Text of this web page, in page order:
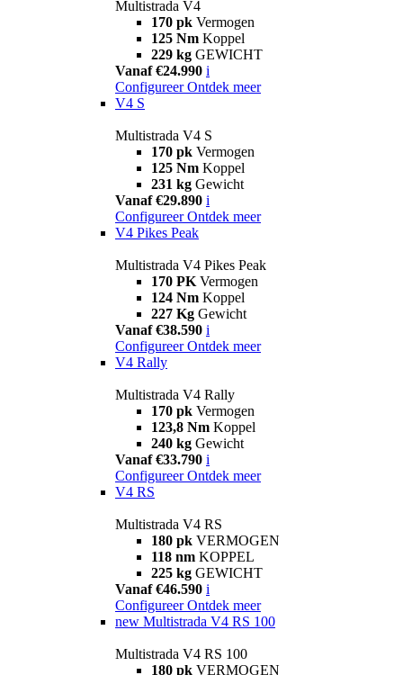
Multistrada V4
170 pk Vermogen
125 Nm Koppel
229 kg GEWICHT
Vanaf €24.990 i
Configureer Ontdek meer
V4 S
Multistrada V4 S
170 pk Vermogen
125 Nm Koppel
231 kg Gewicht
Vanaf €29.890 i
Configureer Ontdek meer
V4 Pikes Peak
Multistrada V4 Pikes Peak
170 PK Vermogen
124 Nm Koppel
227 Kg Gewicht
Vanaf €38.590 i
Configureer Ontdek meer
V4 Rally
Multistrada V4 Rally
170 pk Vermogen
123,8 Nm Koppel
240 kg Gewicht
Vanaf €33.790 i
Configureer Ontdek meer
V4 RS
Multistrada V4 RS
180 pk VERMOGEN
118 nm KOPPEL
225 kg GEWICHT
Vanaf €46.590 i
Configureer Ontdek meer
new Multistrada V4 RS 100
Multistrada V4 RS 100
180 pk VERMOGEN